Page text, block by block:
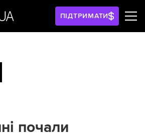
ПІДТРИМАТИ
почали